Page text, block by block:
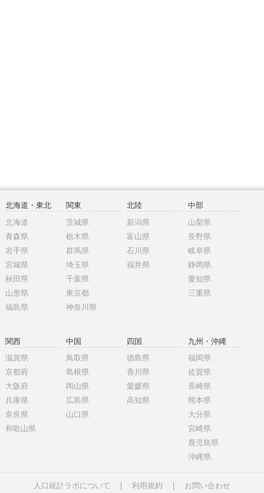
北海道・東北
北海道
青森県
岩手県
宮城県
秋田県
山形県
福島県
関東
茨城県
栃木県
群馬県
埼玉県
千葉県
東京都
神奈川県
北陸
新潟県
富山県
石川県
福井県
中部
山梨県
長野県
岐阜県
静岡県
愛知県
三重県
関西
滋賀県
京都府
大阪府
兵庫県
奈良県
和歌山県
中国
鳥取県
島根県
岡山県
広島県
山口県
四国
徳島県
香川県
愛媛県
高知県
九州・沖縄
福岡県
佐賀県
長崎県
熊本県
大分県
宮崎県
鹿児島県
沖縄県
人口統計ラボについて 利用規約 お問い合わせ